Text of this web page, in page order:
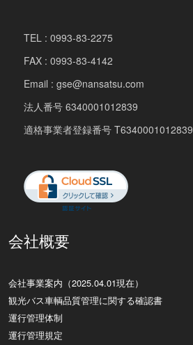
TEL : 0993-83-2275
FAX : 0993-83-4142
Email : gse@nansatsu.com
法人番号 6340001012839
適格事業者登録番号 T6340001012839
会社概要
会社事業案内（2025.04.01現在）
観光バス車輌品質管理に関する確認書
運行管理体制
運行管理規定